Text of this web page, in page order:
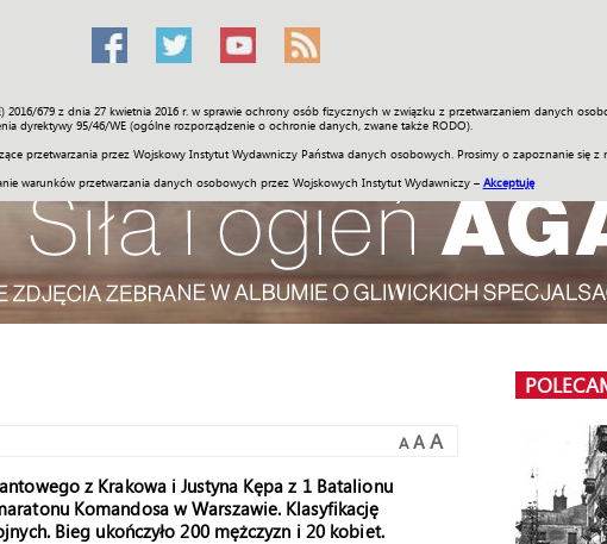
2016/679 z dnia 27 kwietnia 2016 r. w sprawie ochrony osób fizycznych w związku z przetwarzaniem danych
dyrektywy 95/46/WE (ogólne rozporządzenie o ochronie danych, zwane także RODO).
przetwarzania przez Wojskowy Instytut Wydawniczy Państwa danych osobowych. Prosimy o zapoznanie się z
warunków przetwarzania danych osobowych przez Wojskowych Instytut Wydawniczy – Akceptuję
Społeczność Sport Historia Galerie Wideo ENGLISH SKLEP
A A A
z Krakowa i Justyna Kępa z 1 Batalionu
Komandosa w Warszawie. Klasyfikację
Bieg ukończyło 200 mężczyzn i 20 kobiet.